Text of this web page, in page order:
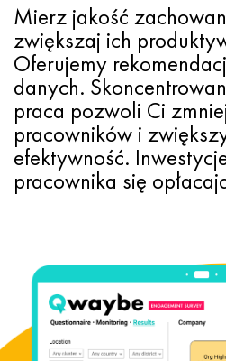
Mierz jakość
zwiększaj ich
Oferujemy
danych.
praca pozwoli Ci
pracowników i
efektywność.
pracownika się